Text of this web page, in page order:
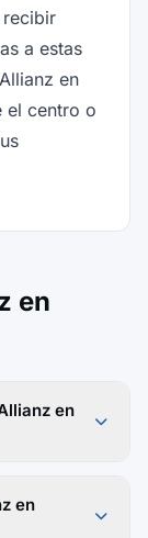
recibir
a estas
en
el centro o
en
en
en